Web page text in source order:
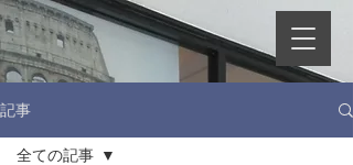
記事
全ての記事